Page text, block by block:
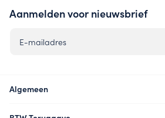
Algemeen
Aanmelden voor nieuwsbrief
E-mailadres